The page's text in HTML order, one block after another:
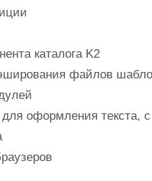
каталога K2
файлов
оформления текста,